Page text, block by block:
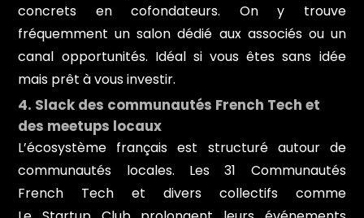
concrets en cofondateurs. On y trouve
fréquemment un salon dédié aux associés ou un
canal opportunités. Idéal si vous êtes sans idée
mais prêt à vous investir.
4. Slack des communautés French Tech et
des meetups locaux
L’écosystème français est structuré autour de
communautés locales. Les 31 Communautés
French Tech et divers collectifs comme